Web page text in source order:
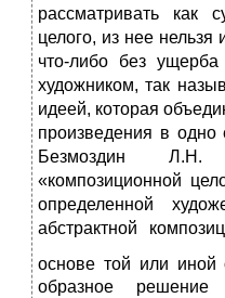
рассматривать как
целого, из нее нельзя
что-либо без
художником, так
идеей, которая
произведения в
Безмоздин Л.Н.
«композиционной
определенной
абстрактной
основе той или иной
образное решение